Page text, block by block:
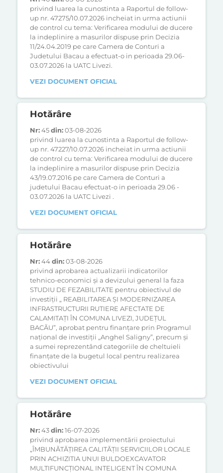
privind luarea la cunostinta a Raportul de follow-
up nr. 47275/10.07.2026 incheiat in urma actiunii
de control cu tema: Verificarea modului de ducere
la indeplinire a masurilor dispuse prin Decizia
11/24.04.2019 pe care Camera de Conturi a
Judetului Bacau a efectuat-o in perioada 29.06-
03.07.2026 la UATC Livezi.
VEZI DOCUMENT OFICIAL
Hotărâre
Nr:45din:03-08-2026
privind luarea la cunostinta a Raportul de follow-
up nr. 47227/10.07.2026 incheiat in urma actiunii
de control cu tema: Verificarea modului de ducere
la indeplinire a masurilor dispuse prin Decizia
43/19.07.2016 pe care Camera de Conturi a
judetului Bacau efectuat-o in perioada 29.06 -
03.07.2026 la UATC Livezi .
VEZI DOCUMENT OFICIAL
Hotărâre
Nr:44din:03-08-2026
privind aprobarea actualizarii indicatorilor
tehnico-economici și a devizului general la faza
STUDIU DE FEZABILITATE pentru obiectivul de
investiții „ REABILITAREA ȘI MODERNIZAREA
INFRASTRUCTURII RUTIERE AFECTATE DE
CALAMITAȚI ÎN COMUNA LIVEZI, JUDEȚUL
BACĂU”, aprobat pentru finanțare prin Programul
național de investiții „Anghel Saligny”, precum și
a sumei reprezentând categoriile de cheltuieli
finanțate de la bugetul local pentru realizarea
obiectivului
VEZI DOCUMENT OFICIAL
Hotărâre
Nr:43din:16-07-2026
privind aprobarea implementării proiectului
„ÎMBUNĂTĂȚIREA CALITĂȚII SERVICIILOR LOCALE
PRIN ACHIZITIA UNUI BULDOEXCAVATOR
MULTIFUNCȚIONAL INTELIGENT ÎN COMUNA